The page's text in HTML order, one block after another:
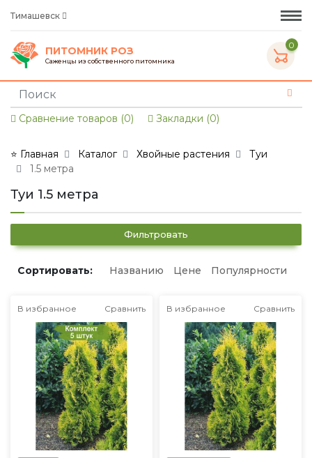
Тимашевск
ПИТОМНИК РОЗ
Саженцы из собственного питомника
0
Сравнение товаров (0) Закладки (0)
⭐ Главная Каталог Хвойные растения
Туи
1.5 метра
Туи 1.5 метра
Фильтровать
Сортировать: Названию Цене Популярности
В избранное Сравнить В избранное Сравнить